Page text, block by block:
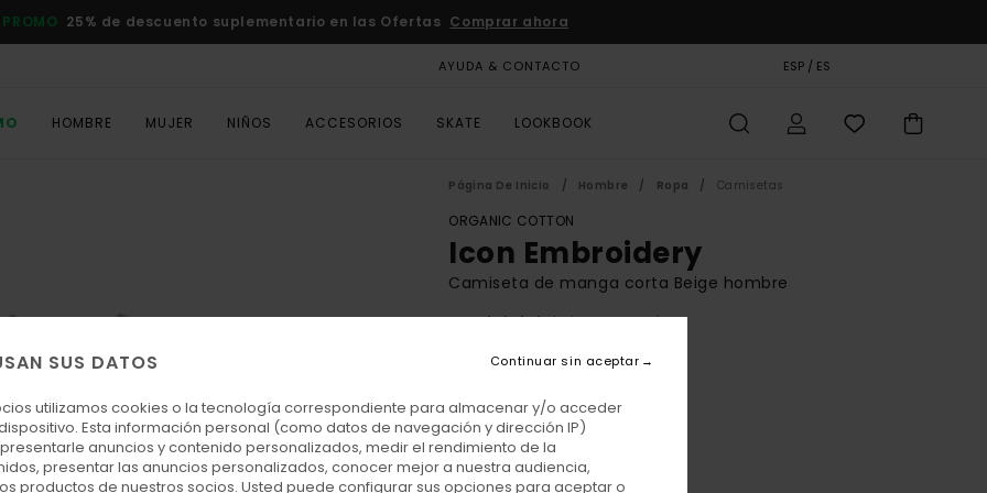
PROMO 25% de descuento suplementario en las Ofertas Comprar ahora
AYUDA & CONTACTO ESP / ES
HOMBRE MUJER NIÑOS ACCESORIOS SKATE LOOKBOOK
Página De Inicio Hombre Ropa Camisetas
ORGANIC COTTON
Icon Embroidery
Camiseta de manga corta Beige hombre
4.6
ECO-BONUS
15,75 €
OFERTAS
DOBLE PROMO -25% EXTRA
SUS DATOS
utilizamos cookies o la tecnología correspondiente para almacenar y/o acceder
Esta información personal (como datos de navegación y dirección IP)
anuncios y contenido personalizados, medir el rendimiento de la
presentar las anuncios personalizados, conocer mejor a nuestra audiencia,
productos de nuestros socios. Usted puede configurar sus opciones para aceptar o
Continuar sin aceptar